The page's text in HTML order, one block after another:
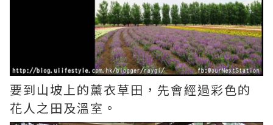
要到山坡上的薰衣草田，先會經過彩色的
花人之田及溫室。